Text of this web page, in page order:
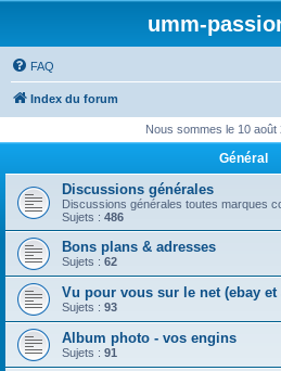
umm-
FAQ
Index du forum
Nous sommes le 10 août
Général
Discussions générales
Discussions générales toutes marques
Sujets : 486
Bons plans & adresses
Sujets : 62
Vu pour vous sur le net (ebay et
Sujets : 93
Album photo - vos engins
Sujets : 91